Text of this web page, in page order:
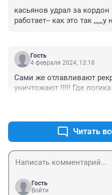
касьянов удрал за
работает-- как это так
Гость
4 февраля 2024, 13:18
Сами же отлавливают
уничтожают !!!!! Где логика
Читать
Гость
Войти